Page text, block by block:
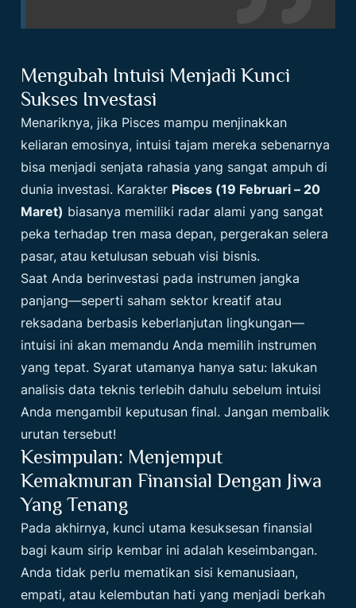
Mengubah Intuisi Menjadi Kunci
Sukses Investasi
Menariknya, jika Pisces mampu menjinakkan
keliaran emosinya, intuisi tajam mereka sebenarnya
bisa menjadi senjata rahasia yang sangat ampuh di
dunia investasi. Karakter Pisces (19 Februari – 20
Maret) biasanya memiliki radar alami yang sangat
peka terhadap tren masa depan, pergerakan selera
pasar, atau ketulusan sebuah visi bisnis.
Saat Anda berinvestasi pada instrumen jangka
panjang—seperti saham sektor kreatif atau
reksadana berbasis keberlanjutan lingkungan—
intuisi ini akan memandu Anda memilih instrumen
yang tepat. Syarat utamanya hanya satu: lakukan
analisis data teknis terlebih dahulu sebelum intuisi
Anda mengambil keputusan final. Jangan membalik
urutan tersebut!
Kesimpulan: Menjemput
Kemakmuran Finansial Dengan Jiwa
Yang Tenang
Pada akhirnya, kunci utama kesuksesan finansial
bagi kaum sirip kembar ini adalah keseimbangan.
Anda tidak perlu mematikan sisi kemanusiaan,
empati, atau kelembutan hati yang menjadi berkah